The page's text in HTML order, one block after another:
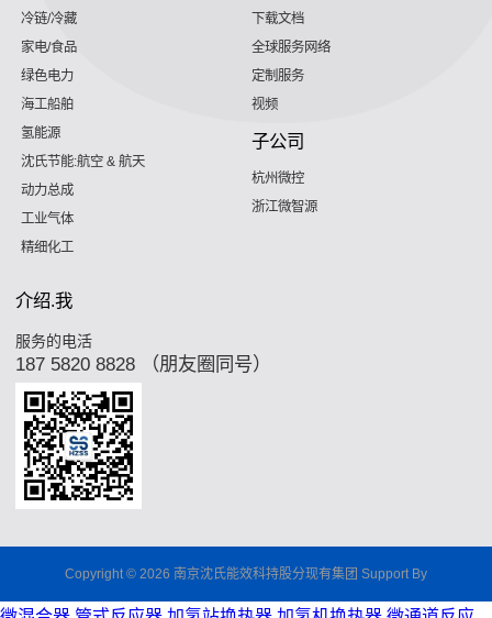
冷链/冷藏
家电/食品
绿色电力
海工船舶
氢能源
沈氏节能:航空 & 航天
动力总成
工业气体
精细化工
下载文档
全球服务网络
定制服务
视频
子公司
杭州微控
浙江微智源
介绍.我
服务的电活
187 5820 8828 （朋友圈同号）
Copyright © 2026 南京沈氏能效科持股分现有集团 Support By